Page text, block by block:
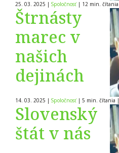
25. 03. 2025 | Spoločnosť | 12 min. čítania
Štrnásty
marec v
našich
dejinách
14. 03. 2025 | Spoločnosť | 5 min. čítania |
Slovenský
štát v nás